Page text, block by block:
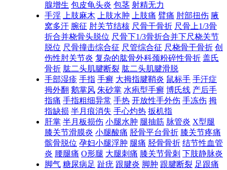
腺增生 包皮龟头炎 包茎 射精无力
手淫 上肢麻木 上肢水肿 上肢痛 臂痛 肘部扭伤 腋
窝多汗 腕征 肘关节结核 尺骨干骨折 尺骨上1/3骨
折合并桡骨头脱位 尺骨下1/3骨折合并下尺桡关节
脱位 尺骨撞击综合征 尺管综合征 尺桡骨干骨折 创
伤性肘关节炎 复杂的肱骨外科颈粉碎性骨折 盖氏
骨折 肱二头肌腱断裂 肱二头肌腱滑脱
手部湿疹 手指 手癣 大拇指腱鞘炎 鼠标手 手汗症
拇外翻 鹅掌风 朱砂掌 水疱型手癣 博氏线 产后手
指痛 手指粗细异常 手热 开放性手外伤 手冻伤 拇
指缺损 半月痕消失 手心灼热 扳机指
肝掌 半月板损伤 小腿水肿 腿抽筋 脉管炎 X型腿
膝关节滑膜炎 小腿酸痛 胫骨平台骨折 膝关节疼痛
髌骨脱位 孕妇小腿浮肿 腿痛 胫骨骨折 结节性血管
炎 腰腿痛 O形腿 大腿刺痛 膝关节骨刺 下肢静脉炎
脚气 糖尿病足 趾疣 跟腱炎 脚肿 跟腱断裂 足跟痛